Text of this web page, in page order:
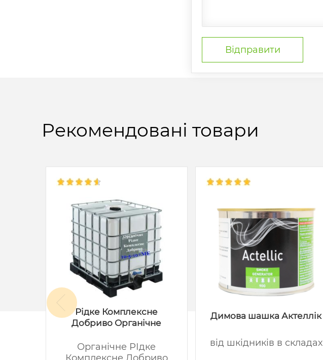
Рекомендовані товари
Рідке Комплексне
Добриво Органічне
Органічне РІдке
Димова шашка Актеллік
від шкідників в складах